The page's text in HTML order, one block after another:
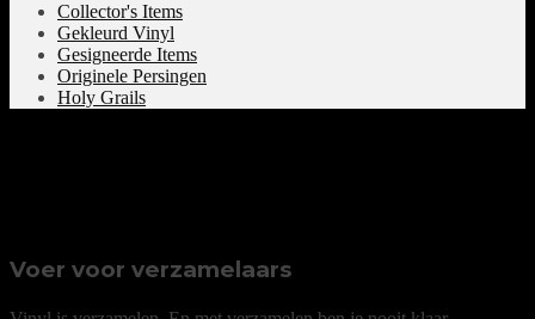
Collector's Items
Gekleurd Vinyl
Gesigneerde Items
Originele Persingen
Holy Grails
Voer voor verzamelaars